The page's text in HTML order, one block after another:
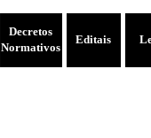
Decretos
Normativos
Editais